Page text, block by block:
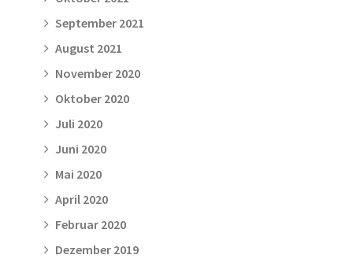
September 2021
August 2021
November 2020
Oktober 2020
Juli 2020
Juni 2020
Mai 2020
April 2020
Februar 2020
Dezember 2019